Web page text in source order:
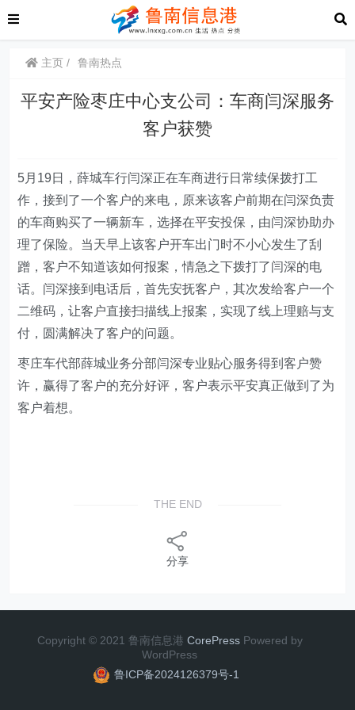
主页 鲁南热点
平安产险枣庄中心支公司：车商闫深服务
客户获赞
5月19日，薛城车行闫深正在车商进行日常续保拨打工
作，接到了一个客户的来电，原来该客户前期在闫深负责
的车商购买了一辆新车，选择在平安投保，由闫深协助办
理了保险。当天早上该客户开车出门时不小心发生了刮
蹭，客户不知道该如何报案，情急之下拨打了闫深的电
话。闫深接到电话后，首先安抚客户，其次发给客户一个
二维码，让客户直接扫描线上报案，实现了线上理赔与支
付，圆满解决了客户的问题。
枣庄车代部薛城业务分部闫深专业贴心服务得到客户赞
许，赢得了客户的充分好评，客户表示平安真正做到了为
客户着想。
THE END
分享
Copyright © 2021 鲁南信息港 CorePress Powered by
WordPress
鲁ICP备2024126379号-1